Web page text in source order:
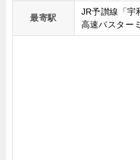
最寄駅
JR予讃線「宇
高速バスター